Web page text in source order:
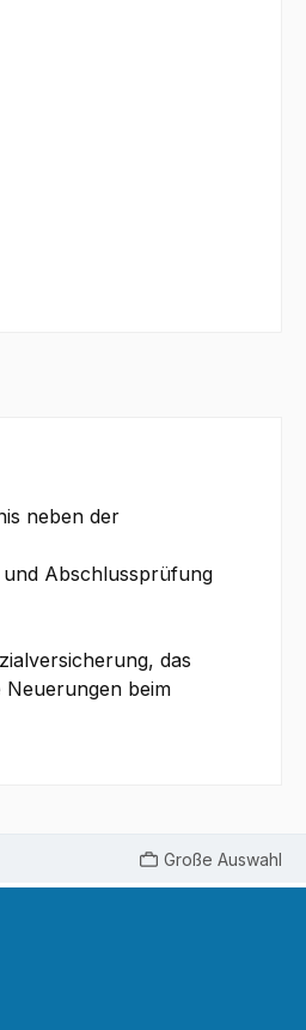
neben der
und Abschlussprüfung
das
Neuerungen beim
Große Auswahl